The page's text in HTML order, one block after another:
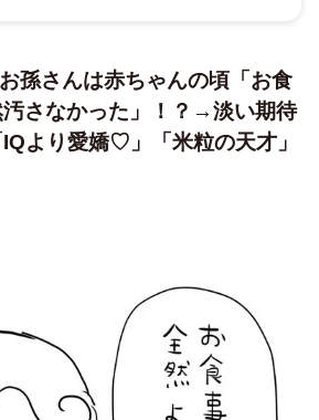
孫さんは赤ちゃんの頃「お食
さなかった」！？→淡い期待
より愛嬌♡」「米粒の天才」